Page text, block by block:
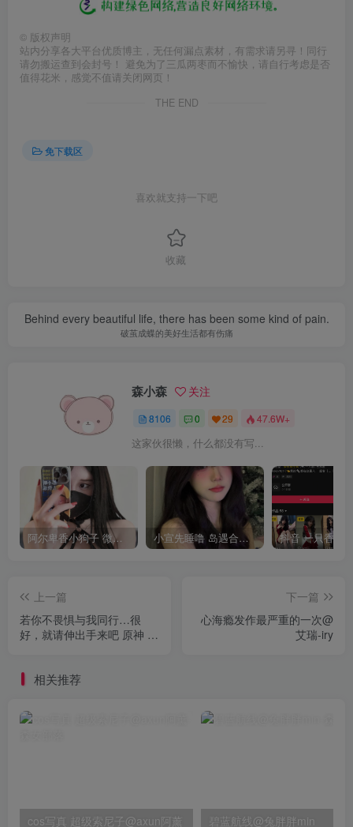
© 版权声明
站内分享各大平台优质博主，无任何漏点素材，有需求请另寻！同行
请勿搬运查到会封号！ 避免为了三瓜两枣而不愉快，请自行考虑是否
值得花米，感觉不值请关闭网页！
THE END
免下载区
喜欢就支持一下吧
收藏
Behind every beautiful life, there has been some kind of pain.
破茧成蝶的美好生活都有伤痛
森小森 关注
8106 0 29 47.6W+
这家伙很懒，什么都没有写...
阿尔卑香小狗子 微密圈合集[40套][持续更新2023.12.14] 小宣先睡噜 岛遇合集[持续更新2025.08.27]
上一篇
若你不畏惧与我同行…很
好，就请伸出手来吧 原神 申
下一篇
心海瘾发作最严重的一次@
艾瑞-iry
相关推荐
cos写真 超级索尼子@axun阿薰 碧蓝航线@兔胖胖min